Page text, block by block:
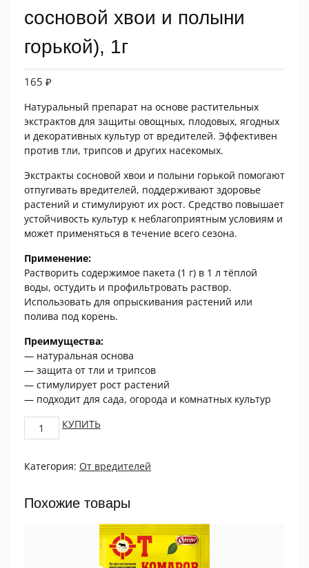
сосновой хвои и полыни
горькой), 1г
165 ₽
Натуральный препарат на основе растительных
экстрактов для защиты овощных, плодовых, ягодных
и декоративных культур от вредителей. Эффективен
против тли, трипсов и других насекомых.
Экстракты сосновой хвои и полыни горькой помогают
отпугивать вредителей, поддерживают здоровье
растений и стимулируют их рост. Средство повышает
устойчивость культур к неблагоприятным условиям и
может применяться в течение всего сезона.
Применение:
Растворить содержимое пакета (1 г) в 1 л тёплой
воды, остудить и профильтровать раствор.
Использовать для опрыскивания растений или
полива под корень.
Преимущества:
— натуральная основа
— защита от тли и трипсов
— стимулирует рост растений
— подходит для сада, огорода и комнатных культур
тли
трипсов
сосновой
хвои
КУПИТЬ
Категория: От вредителей
Похожие товары